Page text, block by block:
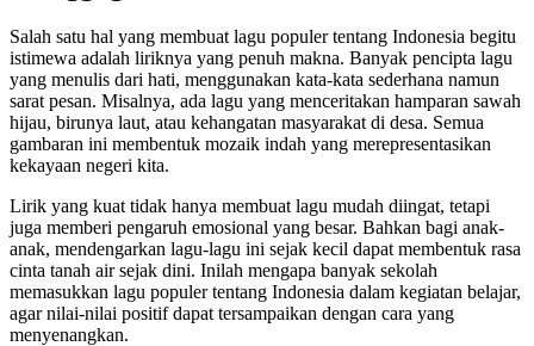
Salah satu hal yang membuat lagu populer tentang Indonesia begitu
istimewa adalah liriknya yang penuh makna. Banyak pencipta lagu
yang menulis dari hati, menggunakan kata-kata sederhana namun
sarat pesan. Misalnya, ada lagu yang menceritakan hamparan sawah
hijau, birunya laut, atau kehangatan masyarakat di desa. Semua
gambaran ini membentuk mozaik indah yang merepresentasikan
kekayaan negeri kita.
Lirik yang kuat tidak hanya membuat lagu mudah diingat, tetapi
juga memberi pengaruh emosional yang besar. Bahkan bagi anak-
anak, mendengarkan lagu-lagu ini sejak kecil dapat membentuk rasa
cinta tanah air sejak dini. Inilah mengapa banyak sekolah
memasukkan lagu populer tentang Indonesia dalam kegiatan belajar,
agar nilai-nilai positif dapat tersampaikan dengan cara yang
menyenangkan.